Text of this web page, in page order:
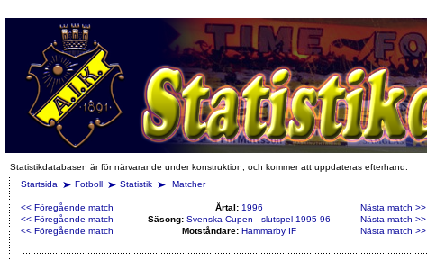
Statistikdatabasen är för närvarande under konstruktion, och kommer att uppdateras efterhand.
Startsida
Fotboll Statistik Matcher
<< Föregående match Årtal: 1996
Nästa match >>
<< Föregående match
Säsong: Svenska Cupen - slutspel 1995-96
Nästa match >>
<< Föregående match
Motståndare: Hammarby IF Nästa match >>